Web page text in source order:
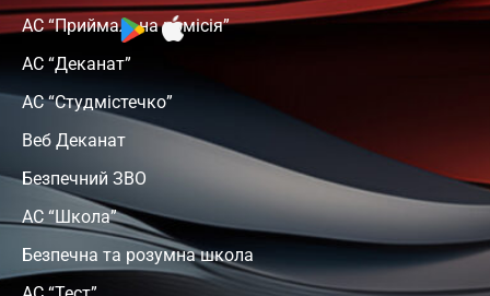
АС “Приймальна комісія”
АС “Деканат”
АС “Студмістечко”
Веб Деканат
Безпечний ЗВО
АС “Школа”
Безпечна та розумна школа